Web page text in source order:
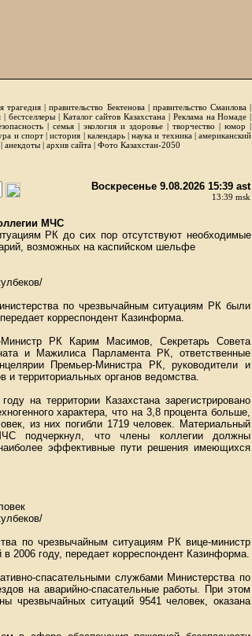
трагедия |правительство Бектенова| правительство Смаилова|
| бестселлеры| Каталог сайтов Казахстана | Реклама на Номаде |
| семья | экология и здоровье | творчество | юмор |
и спорт|история | календарь|наука и техника|американский
| анекдоты | архив сайта | Фото Казахстан-2050
Воскресенье 9.08.2026 15:39 ast
13:39 msk
МЧС
РК до сих пор отсутствуют необходимые
возможных на каспийском шельфе
по чрезвычайным ситуациям РК были
корреспондент Казинформа.
РК Карим Масимов, Секретарь Совета
и Мажилиса Парламента РК, ответственные
Премьер-Министра РК, руководители и
и территориальных органов ведомства.
на территории Казахстана зарегистрировано
характера, что на 3,8 процента больше,
из них погибли 1719 человек. Материальный
подчеркнул, что члены коллегии должны
эффективные пути решения имеющихся
по чрезвычайным ситуациям РК вице-министр
2006 году, передает корреспондент Казинформа.
спасательными службами Министерства по
на аварийно-спасательные работы. При этом
чрезвычайных ситуаций 9541 человек, оказана